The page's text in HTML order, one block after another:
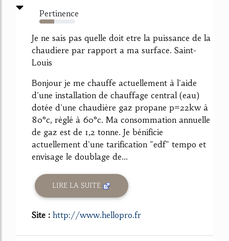
Pertinence
41%
Je ne sais pas quelle doit etre la puissance de la
chaudiere par rapport a ma surface. Saint-
Louis
Bonjour je me chauffe actuellement à l'aide
d'une installation de chauffage central (eau)
dotée d'une chaudière gaz propane p=22kw à
80°c, règlé à 60°c. Ma consommation annuelle
de gaz est de 1,2 tonne. Je bénificie
actuellement d'une tarification "edf" tempo et
envisage le doublage de...
LIRE LA SUITE
Site : http://www.hellopro.fr